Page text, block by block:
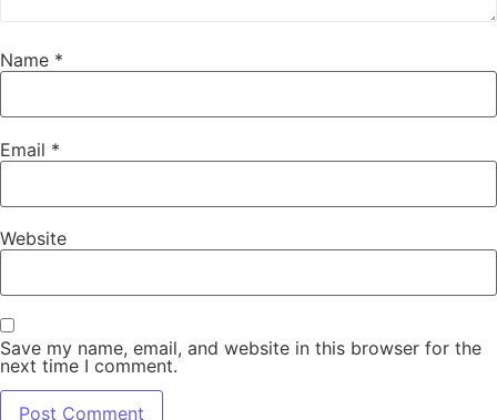
Name *
Email *
Website
Save my name, email, and website in this browser for the
next time I comment.